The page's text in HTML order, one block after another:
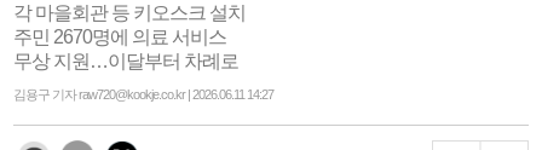
각 마을회관 등 키오스크 설치
주민 2670명에 의료 서비스
무상 지원…이달부터 차례로
김용구 기자 raw720@kookje.co.kr | 2026.06.11 14:27